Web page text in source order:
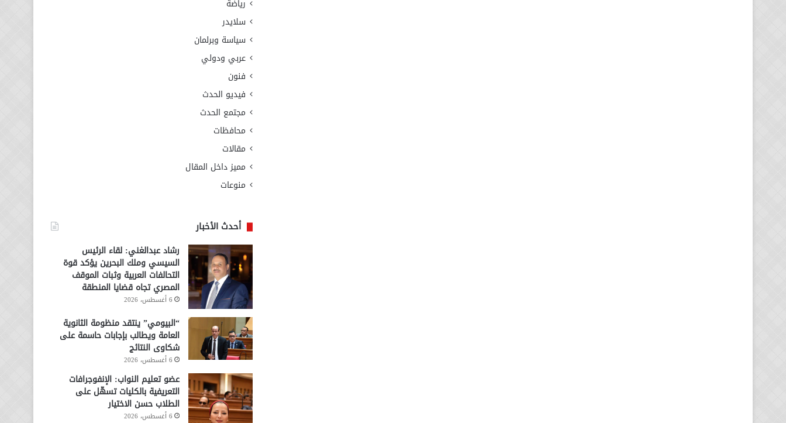
رياضة
سلايدر
سياسة وبرلمان
عربي ودولي
فنون
فيديو الحدث
مجتمع الحدث
محافظات
مقالات
مميز داخل المقال
منوعات
أحدث الأخبار
رشاد عبدالغني: لقاء الرئيس
السيسي وملك البحرين يؤكد قوة
التحالفات العربية وثبات الموقف
المصري تجاه قضايا المنطقة
6 أغسطس، 2026
“البيومي” ينتقد منظومة الثانوية
العامة ويطالب بإجابات حاسمة على
شكاوى النتائج
6 أغسطس، 2026
عضو تعليم النواب: الإنفوجرافات
التعريفية بالكليات تسهّل على
الطلاب حسن الاختيار
6 أغسطس، 2026